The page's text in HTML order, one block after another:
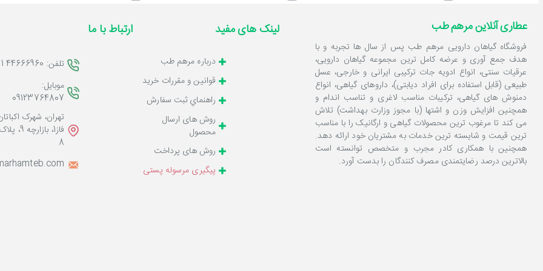
عطاری آنلاین مرهم طب
فروشگاه گیاهان دارویی مرهم طب پس از سال ها تجربه و با
هدف جمع آوری و عرضه کامل ترین مجموعه گیاهان دارویی،
عرقیات سنتی، انواع ادویه جات ترکیبی ایرانی و خارجی، عسل
طبیعی (قابل استفاده برای افراد دیابتی)، داروهای گیاهی، انواع
دمنوش های گیاهی، ترکیبات مناسب لاغری و تناسب اندام و
همچنین افزایش وزن و اشتها (با مجوز وزارت بهداشت) تلاش
می کند تا مرغوب ترین محصولات گیاهی و ارگانیک را با مناسب
ترین قیمت و شایسته ترین خدمات به مشتریان خود ارائه دهد.
همچنین با همکاری کادر مجرب و متخصص توانسته است
بالاترین درصد رضایتمندی مصرف کنندگان را بدست آورد.
لینک های مفید
درباره مرهم طب
قوانين و مقررات خرید
راهنماي ثبت سفارش
روش های ارسال
محصول
روش های پرداخت
پیگیری مرسوله پستی
ارتباط با ما
تلفن: 44666960 021
موبایل:
09123764807
تهران، شهرک
فاز1، بازارچه 9، پلاک
8